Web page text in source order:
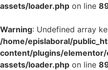
assets/loader.php on line
Warning: Undefined array
/home/epislaboral/
content/plugins/
assets/loader.php on line